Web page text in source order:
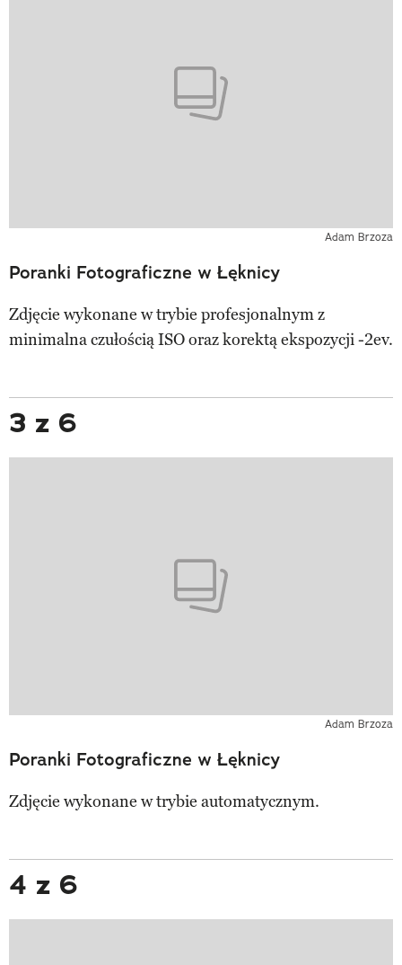
Adam Brzoza
Poranki Fotograficzne w Łęknicy
Zdjęcie wykonane w trybie profesjonalnym z
minimalna czułością ISO oraz korektą ekspozycji -2ev.
3 z 6
Adam Brzoza
Poranki Fotograficzne w Łęknicy
Zdjęcie wykonane w trybie automatycznym.
4 z 6